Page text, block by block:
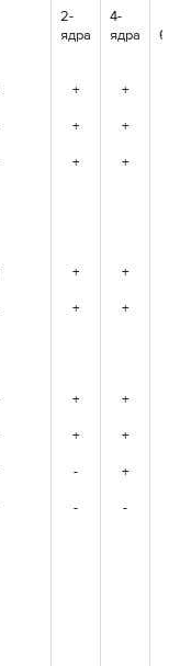
2-
ядра
4-
ядра
6+
+ +
+ +
+ +
+ +
+ +
+ +
+ +
- +
- -